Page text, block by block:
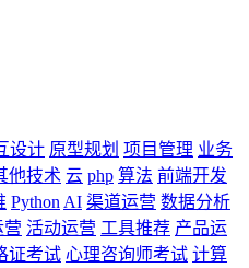
设计 原型规划 项目管理 业务
他技术 云 php 算法 前端开发
Python AI 渠道运营 数据分析
营 活动运营 工具推荐 产品运
证考试 心理咨询师考试 计算